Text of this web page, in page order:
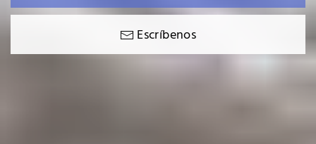
Escríbenos